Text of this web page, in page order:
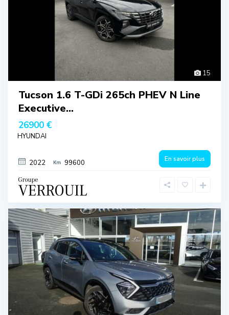
15
Tucson 1.6 T-GDi 265ch PHEV N Line
Executive...
26900 €
HYUNDAI
2022 99600 En savoir plus